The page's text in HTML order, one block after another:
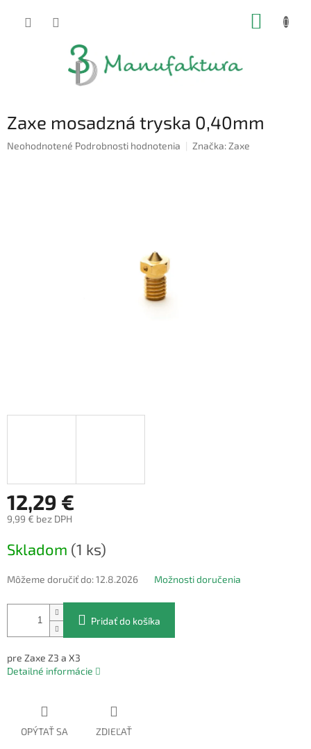
Zaxe mosadzná tryska 0,40mm
Priemerné
Neohodnotené Podrobnosti hodnotenia Značka:Zaxe
12,29 €
9,99 € bez DPH
cena:
Skladom (1 ks)
Môžeme doručiť do:12.8.2026 Možnosti doručenia
Pridať do košíka
pre Zaxe Z3 a X3
Detailné informácie
OPÝTAŤ SA ZDIEĽAŤ